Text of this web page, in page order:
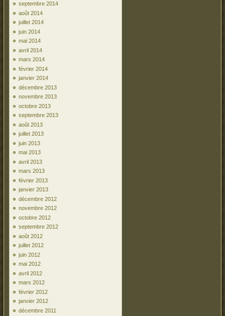
septembre 2014
août 2014
juillet 2014
juin 2014
mai 2014
avril 2014
mars 2014
février 2014
janvier 2014
décembre 2013
novembre 2013
octobre 2013
septembre 2013
août 2013
juillet 2013
juin 2013
mai 2013
avril 2013
mars 2013
février 2013
janvier 2013
décembre 2012
novembre 2012
octobre 2012
septembre 2012
août 2012
juillet 2012
juin 2012
mai 2012
avril 2012
mars 2012
février 2012
janvier 2012
décembre 2011